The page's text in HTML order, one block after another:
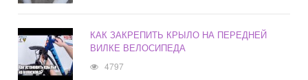
КАК ЗАКРЕПИТЬ КРЫЛО НА ПЕРЕДНЕЙ
ВИЛКЕ ВЕЛОСИПЕДА
4797